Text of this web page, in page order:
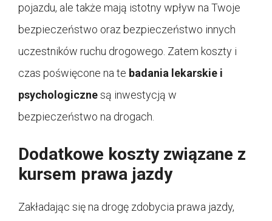
pojazdu, ale także mają istotny wpływ na Twoje
bezpieczeństwo oraz bezpieczeństwo innych
uczestników ruchu drogowego. Zatem koszty i
czas poświęcone na te badania lekarskie i
psychologicznesą inwestycją w
bezpieczeństwo na drogach.
Dodatkowe koszty związane z
kursem prawa jazdy
Zakładając się na drogę zdobycia prawa jazdy,